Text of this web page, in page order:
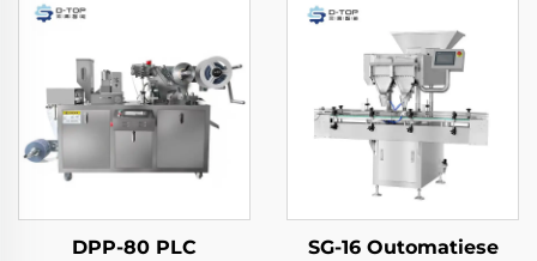
DPP-80 PLC
SG-16 Outomatiese